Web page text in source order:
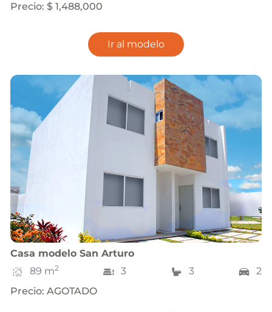
Precio: $ 1,488,000
Ir al modelo
Casa modelo San Arturo
89 m2 3 3
2
Precio: AGOTADO